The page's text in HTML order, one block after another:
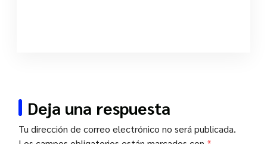
Deja una respuesta
Tu dirección de correo electrónico no será publicada.